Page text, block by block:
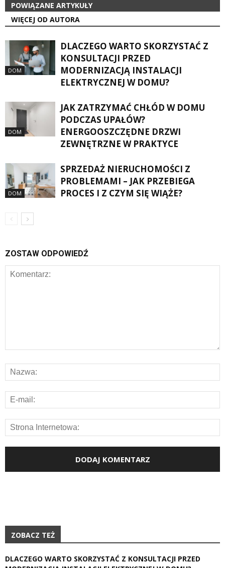
POWIĄZANE ARTYKUŁY
WIĘCEJ OD AUTORA
DOM
DLACZEGO WARTO SKORZYSTAĆ Z
KONSULTACJI PRZED
MODERNIZACJĄ INSTALACJI
ELEKTRYCZNEJ W DOMU?
DOM
JAK ZATRZYMAĆ CHŁÓD W DOMU
PODCZAS UPAŁÓW?
ENERGOOSZCZĘDNE DRZWI
ZEWNĘTRZNE W PRAKTYCE
DOM
SPRZEDAŻ NIERUCHOMOŚCI Z
PROBLEMAMI – JAK PRZEBIEGA
PROCES I Z CZYM SIĘ WIĄŻE?
ZOSTAW ODPOWIEDŹ
ZOBACZ TEŻ
DLACZEGO WARTO SKORZYSTAĆ Z KONSULTACJI PRZED